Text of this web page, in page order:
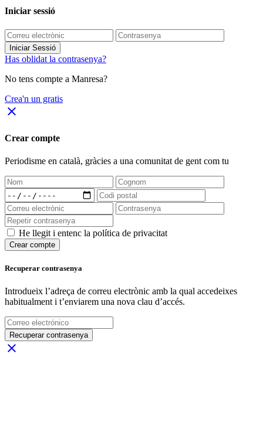
Iniciar sessió
Iniciar Sessió
Has oblidat la contrasenya?
No tens compte a Manresa?
Crea'n un gratis
close
Crear compte
Periodisme en català, gràcies a una comunitat de gent com tu
He llegit i entenc la política de privacitat
Crear compte
Recuperar contrasenya
Introdueix l’adreça de correu electrònic amb la qual accedeixes
habitualment i t’enviarem una nova clau d’accés.
Recuperar contrasenya
close